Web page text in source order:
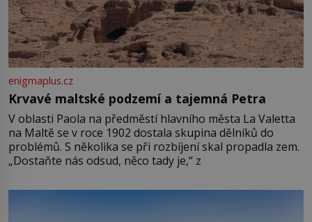
enigmaplus.cz
Krvavé maltské podzemí a tajemná Petra
V oblasti Paola na předměstí hlavního města La Valetta
na Maltě se v roce 1902 dostala skupina dělníků do
problémů. S několika se při rozbíjení skal propadla zem.
„Dostaňte nás odsud, něco tady je,“ z